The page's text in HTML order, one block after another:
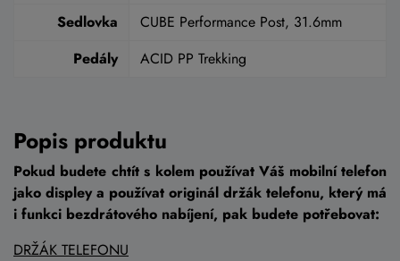
Sedlovka
CUBE Performance Post, 31.6mm
Pedály
ACID PP Trekking
Popis produktu
Pokud budete chtít s kolem používat Váš mobilní telefon
jako displey a používat originál držák telefonu, který má
i funkci bezdrátového nabíjení, pak budete potřebovat:
DRŽÁK TELEFONU